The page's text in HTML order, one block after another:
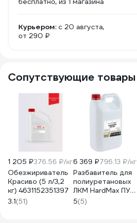
Курьером: c 20 августа,
от 290 ₽
Сопутствующие товары
1 205 ₽376.56 ₽/кг
Обезжириватель
Красиво (5 л/3,2
кг) 4631152351397
3.1(51)
6 369 ₽796.13 ₽/кг
Разбавитель для
полиуретановых
ЛКМ HardMax ПУР
230 (бан 8 кг)
4690417091850
5(5)